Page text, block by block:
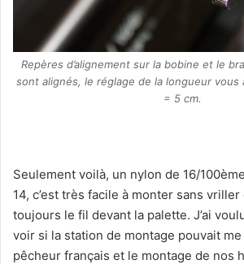
Repères d’alignement sur la bobine et le
sont alignés, le réglage de la longueur vous
= 5 cm.
Seulement voilà, un nylon de 16/
14, c’est très facile à monter sans
toujours le fil devant la palette. J’ai
voir si la station de montage pouvait
pêcheur français et le montage de nos